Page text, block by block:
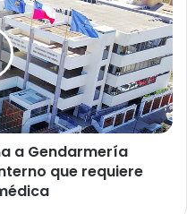
a Gendarmería
que requiere